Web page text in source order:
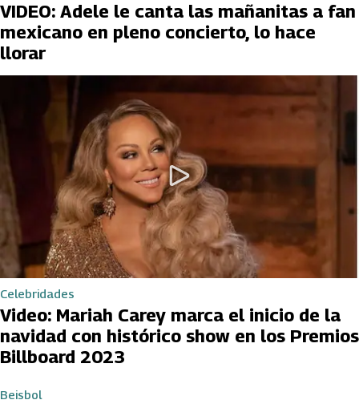
VIDEO: Adele le canta las mañanitas a fan
mexicano en pleno concierto, lo hace
llorar
Celebridades
Video: Mariah Carey marca el inicio de la
navidad con histórico show en los Premios
Billboard 2023
Beisbol